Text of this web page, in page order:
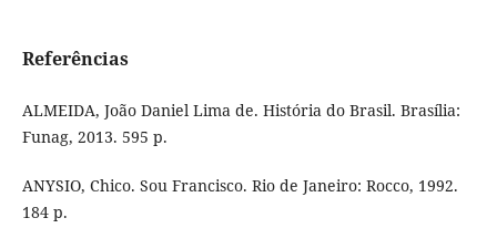
Referências
ALMEIDA, João Daniel Lima de. História do Brasil. Brasília:
Funag, 2013. 595 p.
ANYSIO, Chico. Sou Francisco. Rio de Janeiro: Rocco, 1992.
184 p.